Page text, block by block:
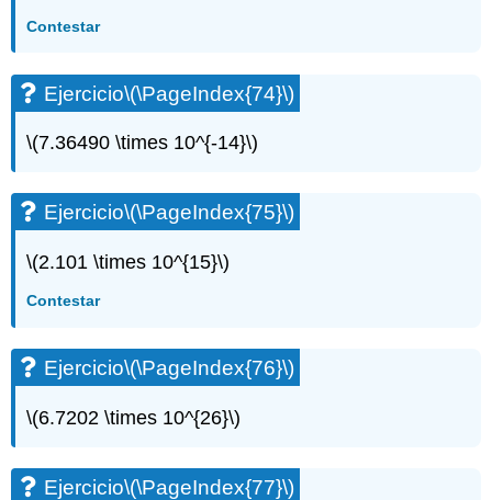
Contestar
Ejercicio\(\PageIndex{74}\)
\(7.36490 \times 10^{-14}\)
Ejercicio\(\PageIndex{75}\)
\(2.101 \times 10^{15}\)
Contestar
Ejercicio\(\PageIndex{76}\)
\(6.7202 \times 10^{26}\)
Ejercicio\(\PageIndex{77}\)